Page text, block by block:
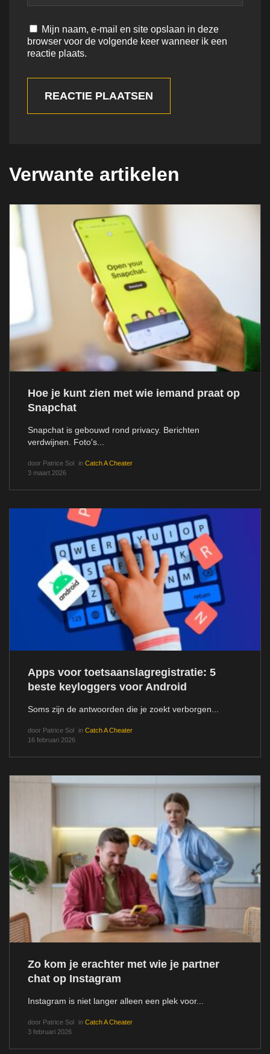
Mijn naam, e-mail en site opslaan in deze
browser voor de volgende keer wanneer ik een
reactie plaats.
REACTIE PLAATSEN
Verwante artikelen
Hoe je kunt zien met wie iemand praat op
Snapchat
Snapchat is gebouwd rond privacy. Berichten
verdwijnen. Foto's...
door Patrice Sol in Catch A Cheater
3 maart 2026
Apps voor toetsaanslagregistratie: 5
beste keyloggers voor Android
Soms zijn de antwoorden die je zoekt verborgen...
door Patrice Sol in Catch A Cheater
16 februari 2026
Zo kom je erachter met wie je partner
chat op Instagram
Instagram is niet langer alleen een plek voor...
door Patrice Sol in Catch A Cheater
3 februari 2026